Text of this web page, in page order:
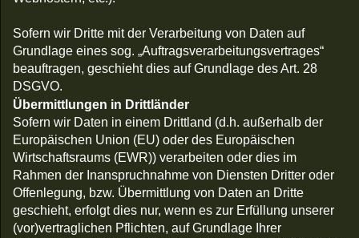
Sofern wir Dritte mit der Verarbeitung von Daten auf
Grundlage eines sog. „Auftragsverarbeitungsvertrages“
beauftragen, geschieht dies auf Grundlage des Art. 28
DSGVO.
Übermittlungen in Drittländer
Sofern wir Daten in einem Drittland (d.h. außerhalb der
Europäischen Union (EU) oder des Europäischen
Wirtschaftsraums (EWR)) verarbeiten oder dies im
Rahmen der Inanspruchnahme von Diensten Dritter oder
Offenlegung, bzw. Übermittlung von Daten an Dritte
geschieht, erfolgt dies nur, wenn es zur Erfüllung unserer
(vor)vertraglichen Pflichten, auf Grundlage Ihrer